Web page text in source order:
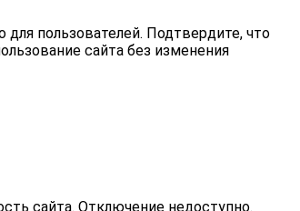
пользователей. Подтвердите, что
сайта без изменения
сайта. Отключение недоступно.